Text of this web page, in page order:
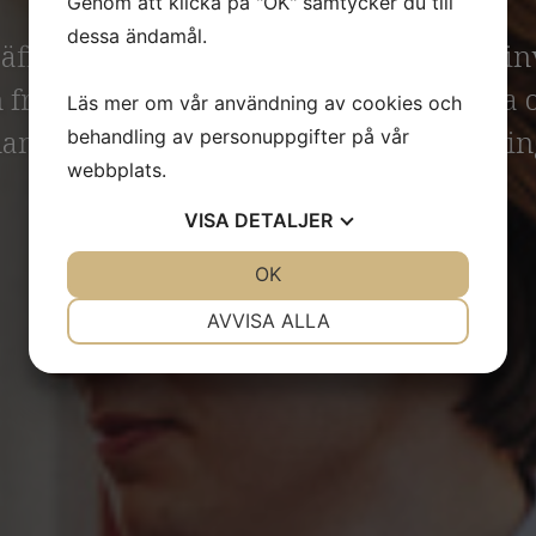
entreprenörer, företagsledare och
Tveka inte att kontakta
expertis eller bara ett
dessa ändamål.
Läs mer om vår användning av cookies och
behandling av personuppgifter på vår
webbplats.
VISA DETALJER
AVVISA ALLA
OK